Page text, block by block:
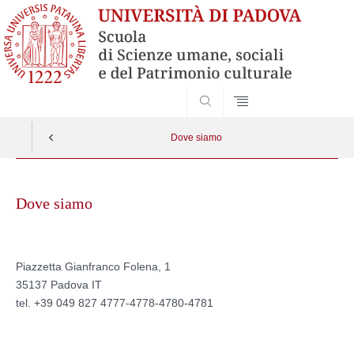
Dove siamo
contentDove siamo
Piazzetta Gianfranco Folena, 1
35137 Padova IT
tel. +39 049 827 4777-4778-4780-4781